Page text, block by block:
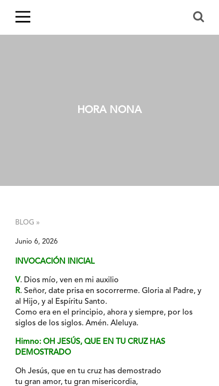
HORA NONA
BLOG »
Junio 6, 2026
INVOCACIÓN INICIAL
V. Dios mío, ven en mi auxilio
R. Señor, date prisa en socorrerme. Gloria al Padre, y
al Hijo, y al Espíritu Santo.
Como era en el principio, ahora y siempre, por los
siglos de los siglos. Amén. Aleluya.
Himno: OH JESÚS, QUE EN TU CRUZ HAS
DEMOSTRADO
Oh Jesús, que en tu cruz has demostrado
tu gran amor, tu gran misericordia,